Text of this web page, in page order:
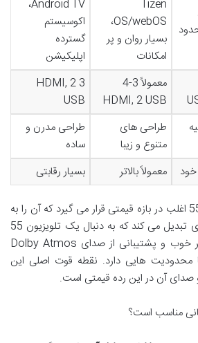
Tizen
OS/webOS،
بسیار روان و پر
امکانات
Android TV،
اکوسیستم
گسترده
اپلیکیشن
معمولاً 3-4
HDMI, 2 USB
3 HDMI, 2
USB
طراحی های
متنوع و زیبا
طراحی مدرن و
ساده
خود معمولاً بالاتر بسیار رقابتی
فیلیپس 55PUT8115/98 اغلب در بازه قیمتی قرار می گیرد که آن را به
گزینه ای جذاب برای افرادی تبدیل می کند که به دنبال یک تلویزیون 55
اینچ 4K با کیفیت تصویر خوب و پشتیبانی از صدای Dolby Atmos
محدودیت هایی دارد. نقطه قوت اصلی این
صدای آن در این رده قیمتی است.
مناسب است؟